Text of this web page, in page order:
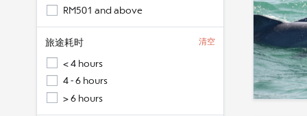
RM501 and above
旅途耗时 清空
< 4 hours
4 - 6 hours
> 6 hours